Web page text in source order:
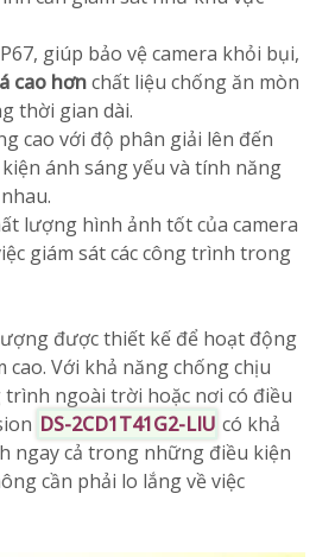
giúp bảo vệ camera khỏi bụi,
cao hơnchất liệu chống ăn mòn
thời gian dài.
cao với độ phân giải lên đến
ánh sáng yếu và tính năng
lượng hình ảnh tốt của camera
giám sát các công trình trong
được thiết kế để hoạt động
Với khả năng chống chịu
ngoài trời hoặc nơi có điều
DS-2CD1T41G2-LIU có khả
ngay cả trong những điều kiện
cần phải lo lắng về việc